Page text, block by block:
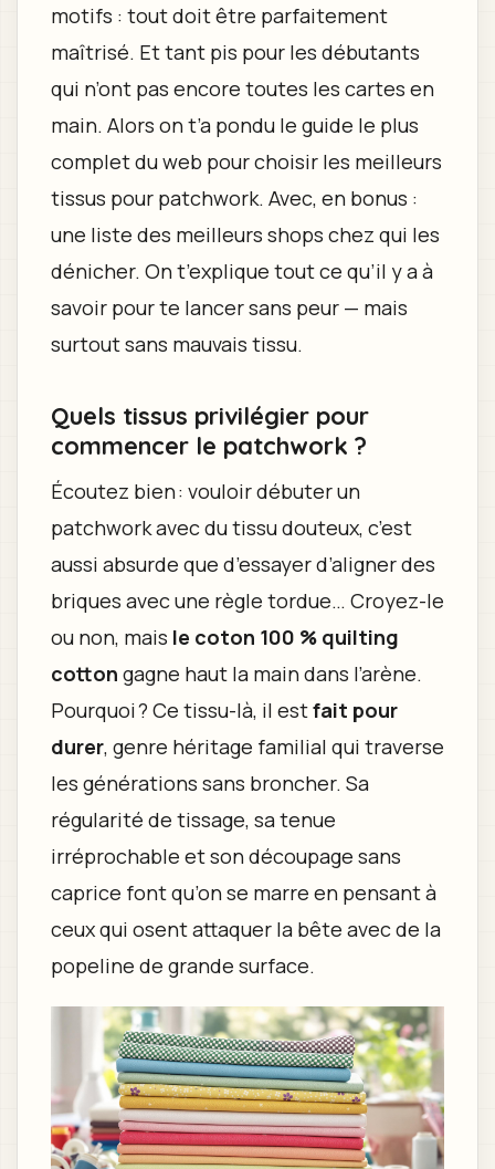
motifs : tout doit être parfaitement
maîtrisé. Et tant pis pour les débutants
qui n’ont pas encore toutes les cartes en
main. Alors on t’a pondu le guide le plus
complet du web pour choisir les meilleurs
tissus pour patchwork. Avec, en bonus :
une liste des meilleurs shops chez qui les
dénicher. On t’explique tout ce qu’il y a à
savoir pour te lancer sans peur — mais
surtout sans mauvais tissu.
Quels tissus privilégier pour
commencer le patchwork ?
Écoutez bien : vouloir débuter un
patchwork avec du tissu douteux, c’est
aussi absurde que d’essayer d’aligner des
briques avec une règle tordue… Croyez-le
ou non, mais le coton 100 % quilting
cotton gagne haut la main dans l’arène.
Pourquoi ? Ce tissu-là, il estfait pour
durer, genre héritage familial qui traverse
les générations sans broncher. Sa
régularité de tissage, sa tenue
irréprochable et son découpage sans
caprice font qu’on se marre en pensant à
ceux qui osent attaquer la bête avec de la
popeline de grande surface.